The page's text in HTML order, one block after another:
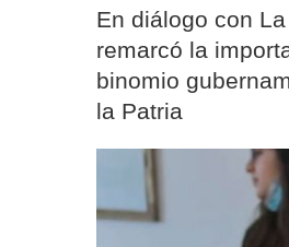
En diálogo con
remarcó la
binomio
la Patria